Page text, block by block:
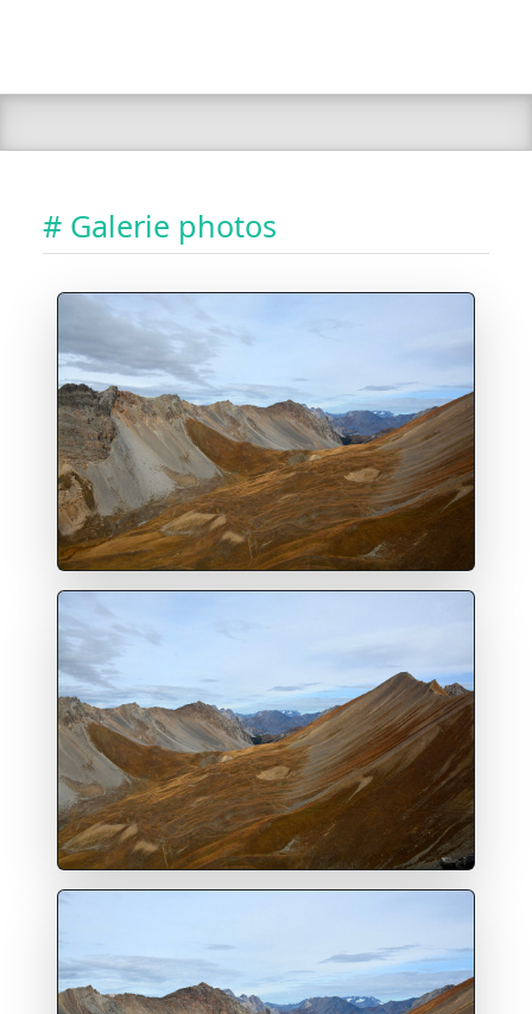
# Galerie photos